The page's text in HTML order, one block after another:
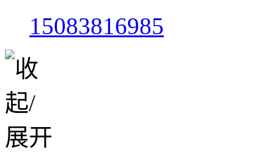
15083816985